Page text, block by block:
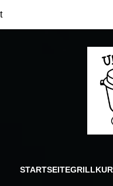
t
STARTSEITE